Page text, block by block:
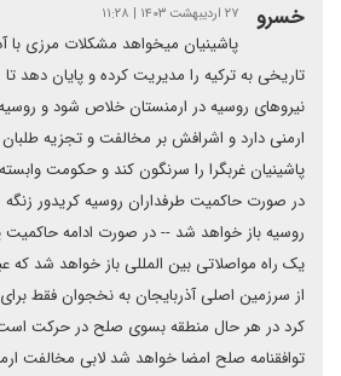
خسرو ۲۷ اردیبهشت ۱۴۰۳ | ۱۱:۲۸
پاشینیان میخواهد مشکلات مرزی با
تاریخی به ترکیه را مدیریت کرده و پایان دهد
نیروهای روسیه در ارمنستان خلاص شود و
ارمنی دارد و اشرافش بر مخالفت و تجزیه
پاشینیان غربگرا را سرنگون کند و حکومت
در صورت حاکمیت طرفداران روسیه کریدور
روسیه باز خواهد شد -- در صورت ادامه حاکمیت
یک راه مواصلاتی بین المللی باز خواهد شد که
از سرزمین اصلی آذربایجان به نخجوان فقط برای
توافقنامه صلح امضا خواهد شد لابی مخالفت